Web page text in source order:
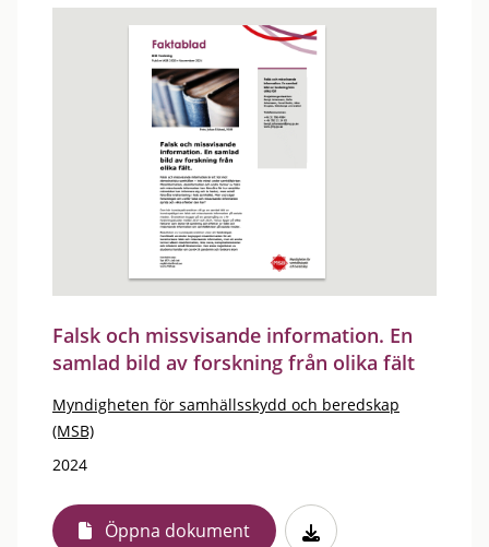
Falsk och missvisande information. En
samlad bild av forskning från olika fält
Myndigheten för samhällsskydd och beredskap
(MSB)
2024
Öppna dokument